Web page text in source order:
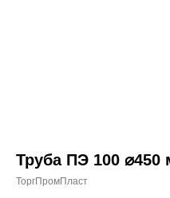
Труба ПЭ 100 ⌀450
ТоргПромПласт